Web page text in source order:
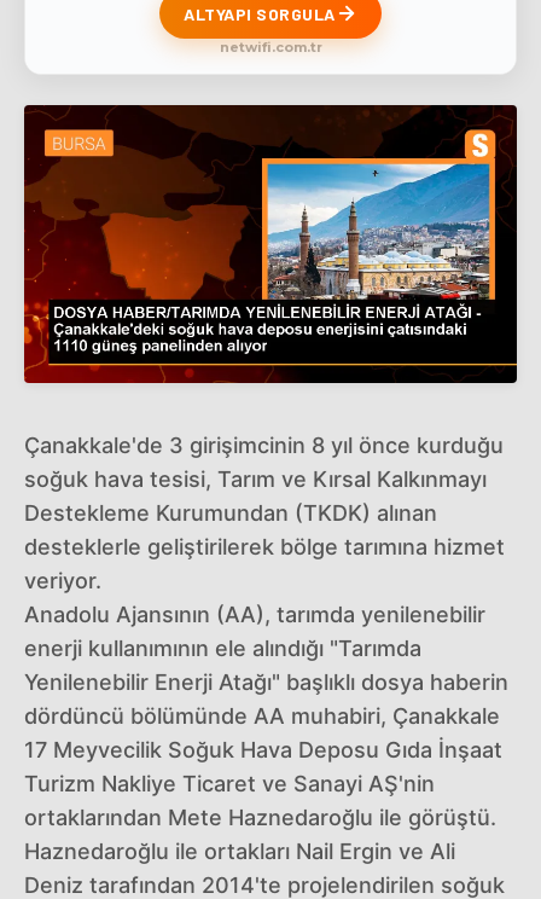
ALTYAPI SORGULA
netwifi.com.tr
Çanakkale'de 3 girişimcinin 8 yıl önce kurduğu
soğuk hava tesisi, Tarım ve Kırsal Kalkınmayı
Destekleme Kurumundan (TKDK) alınan
desteklerle geliştirilerek bölge tarımına hizmet
veriyor.
Anadolu Ajansının (AA), tarımda yenilenebilir
enerji kullanımının ele alındığı "Tarımda
Yenilenebilir Enerji Atağı" başlıklı dosya haberin
dördüncü bölümünde AA muhabiri, Çanakkale
17 Meyvecilik Soğuk Hava Deposu Gıda İnşaat
Turizm Nakliye Ticaret ve Sanayi AŞ'nin
ortaklarından Mete Haznedaroğlu ile görüştü.
Haznedaroğlu ile ortakları Nail Ergin ve Ali
Deniz tarafından 2014'te projelendirilen soğuk